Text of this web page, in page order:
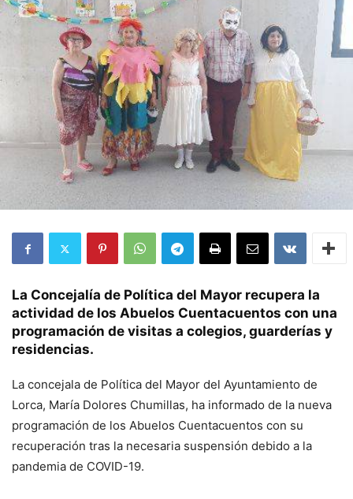
La Concejalía de Política del Mayor recupera la
actividad de los Abuelos Cuentacuentos con una
programación de visitas a colegios, guarderías y
residencias.
La concejala de Política del Mayor del Ayuntamiento de
Lorca, María Dolores Chumillas, ha informado de la nueva
programación de los Abuelos Cuentacuentos con su
recuperación tras la necesaria suspensión debido a la
pandemia de COVID-19.